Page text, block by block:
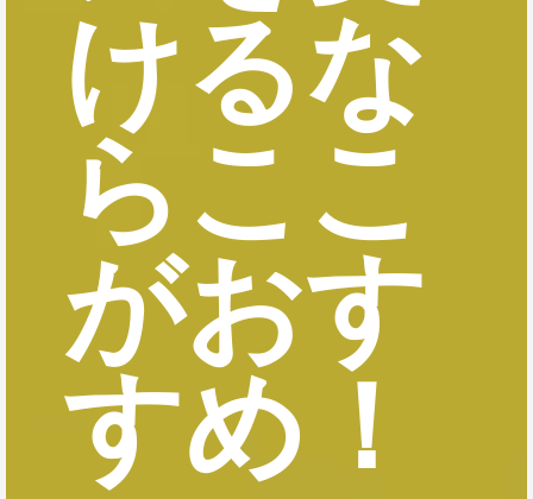
けるな
らここ
がおす
すめ！